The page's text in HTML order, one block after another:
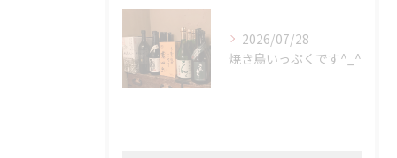
2026/07/28
焼き鳥いっぷくです^_^